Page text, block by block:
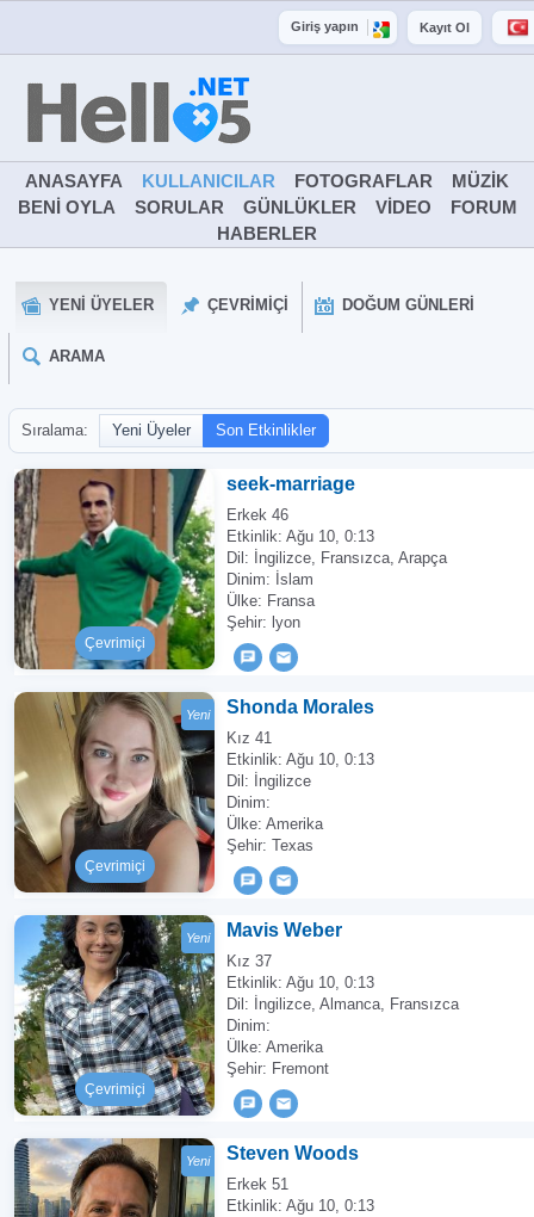
Giriş yapın Kayıt Ol
ANASAYFA KULLANICILAR FOTOGRAFLAR
MÜZIK
BENI OYLA
SORULAR GÜNLÜKLER VIDEO
FORUM
HABERLER
YENI ÜYELER ÇEVRIMIÇI DOĞUM GÜNLERI
ARAMA
Sıralama: Yeni Üyeler Son Etkinlikler
Çevrimiçi
seek-marriage
Erkek 46
Etkinlik: Ağu 10, 0:13
Dil: İngilizce, Fransızca, Arapça
Dinim: İslam
Ülke: Fransa
Şehir: lyon
Yeni
Çevrimiçi
Shonda Morales
Kız 41
Etkinlik: Ağu 10, 0:13
Dil: İngilizce
Dinim:
Ülke: Amerika
Şehir: Texas
Yeni
Çevrimiçi
Mavis Weber
Kız 37
Etkinlik: Ağu 10, 0:13
Dil: İngilizce, Almanca, Fransızca
Dinim:
Ülke: Amerika
Şehir: Fremont
Yeni Steven Woods
Erkek 51
Etkinlik: Ağu 10, 0:13